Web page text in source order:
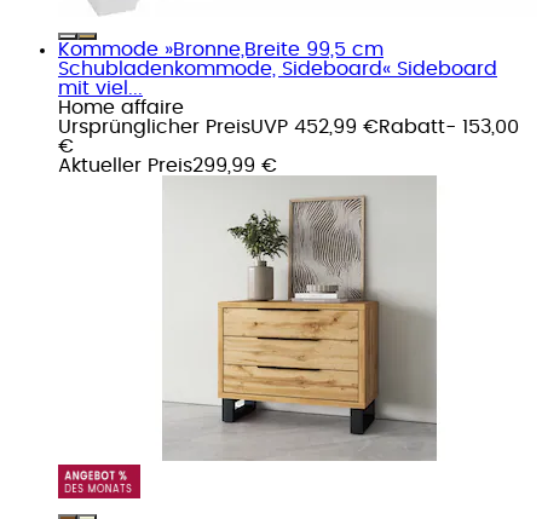
Kommode »Bronne,Breite 99,5 cm
Schubladenkommode, Sideboard« Sideboard
mit viel...
Home affaire
Ursprünglicher PreisUVP 452,99 €Rabatt- 153,00
€
Aktueller Preis299,99 €